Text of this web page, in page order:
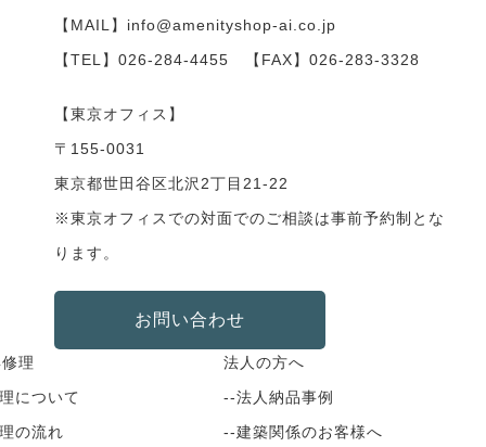
【MAIL】info@amenityshop-ai.co.jp
【TEL】 026-284-4455 【FAX】026-283-3328
【東京オフィス】
〒155-0031
東京都世田谷区北沢2丁目21-22
※東京オフィスでの対面でのご相談は事前予約制とな
ります。
お問い合わせ
理
について
の流れ
法人の方へ
--法人納品事例
--建築関係のお客様へ